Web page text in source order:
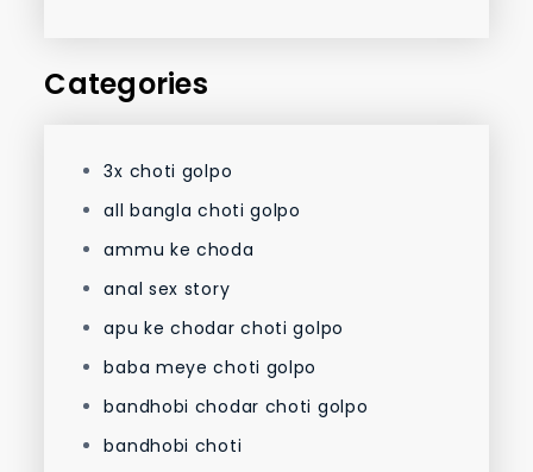
Categories
3x choti golpo
all bangla choti golpo
ammu ke choda
anal sex story
apu ke chodar choti golpo
baba meye choti golpo
bandhobi chodar choti golpo
bandhobi choti